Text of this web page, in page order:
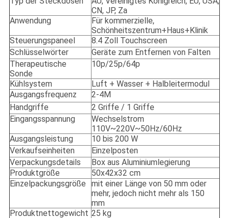
CN, JP, Za
Anwendung
Für kommerzielle,
Schönheitszentrum+Haus+Klinik
Steuerungspaneel
8.4 Zoll Touchscreen
Schlüsselwörter
Geräte zum Entfernen von Falten
Therapeutische
Sonde
10p/25p/64p
Kühlsystem
Luft + Wasser + Halbleitermodul
Ausgangsfrequenz
2-4M
Handgriffe
2 Griffe / 1 Griffe
Eingangsspannung
Wechselstrom
110V~220V~50Hz/60Hz
Ausgangsleistung
10 bis 200 W
Verkaufseinheiten
Einzelposten
Verpackungsdetails
Box aus Aluminiumlegierung
Produktgröße
50x42x32 cm
Einzelpackungsgröße
mit einer Länge von 50 mm oder
mehr, jedoch nicht mehr als 150
mm
Produktnettogewicht 25 kg